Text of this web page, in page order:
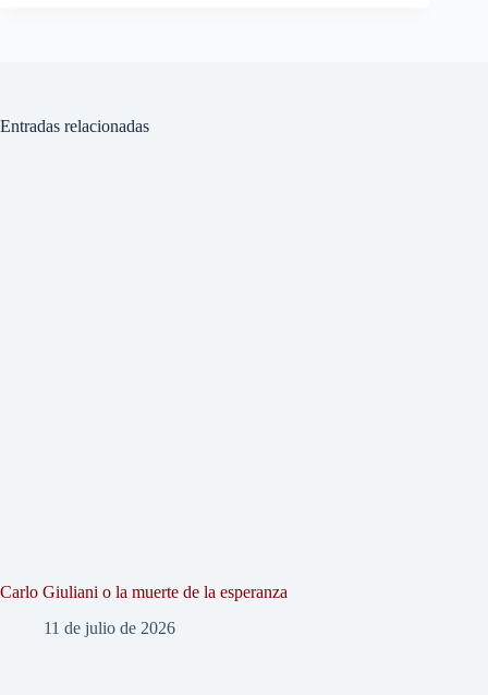
Entradas relacionadas
Carlo Giuliani o la muerte de la esperanza
11 de julio de 2026